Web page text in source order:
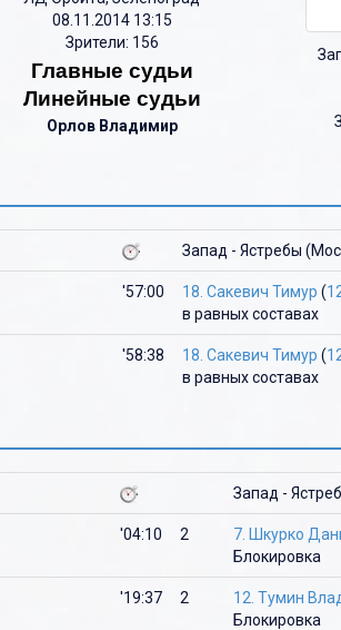
Л
С
Ф
Ч
П
Р
С
Т
Ф
Х
Ц
Ч
Ш
08.11.2014 13:15
Зрители: 156
Главные судьи
Линейные судьи
Орлов Владимир
Запад - Ястребы
'57:00 18. Сакевич Тимур (
в равных составах
'58:38 18. Сакевич Тимур (
в равных составах
Запад -
'04:10 2
7. Шкурко
Блокировка
'19:37 2
12. Тумин
Блокировка